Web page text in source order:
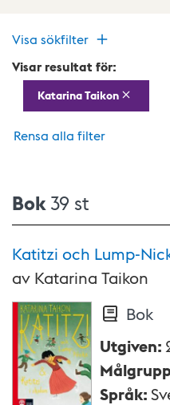
Visa sökfilter
Visar resultat för:
Katarina Taikon
Rensa alla filter
Bok 39 st
Katitzi och Lump-
av Katarina Taikon
Bok
Utgiven:
Språk: